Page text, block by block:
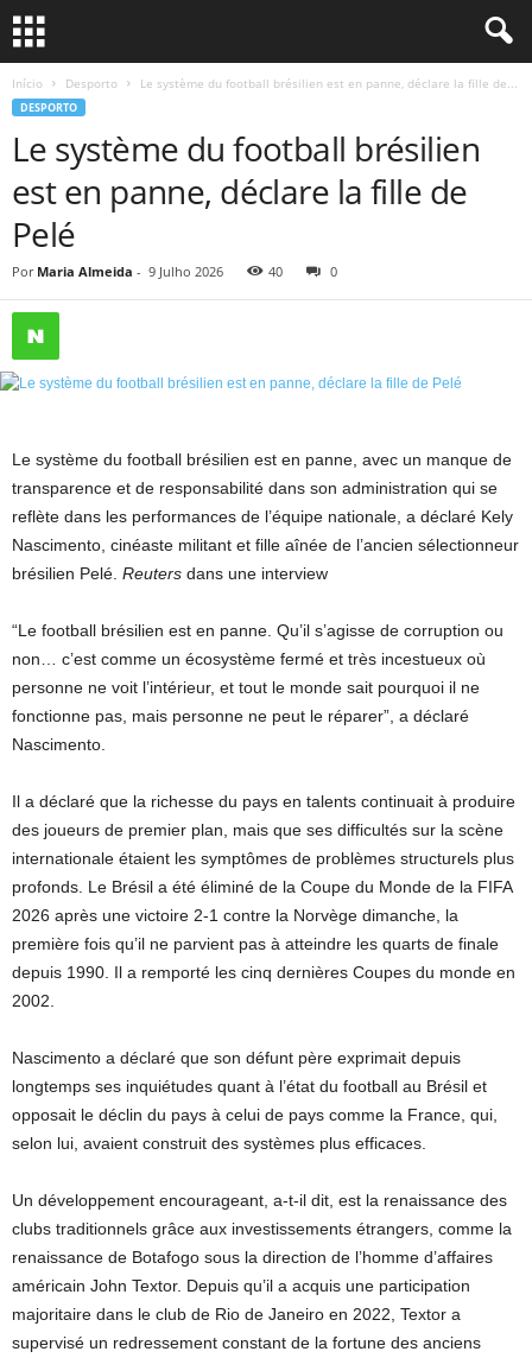
Início Desporto Le système du football brésilien est en panne, déclare la fille de...
DESPORTO
Le système du football brésilien
est en panne, déclare la fille de
Pelé
Por Maria Almeida - 9 Julho 2026 40 0
Le système du football brésilien est en panne, avec un manque de
transparence et de responsabilité dans son administration qui se
reflète dans les performances de l’équipe nationale, a déclaré Kely
Nascimento, cinéaste militant et fille aînée de l’ancien sélectionneur
brésilien Pelé. Reuters dans une interview
“Le football brésilien est en panne. Qu’il s’agisse de corruption ou
non… c’est comme un écosystème fermé et très incestueux où
personne ne voit l’intérieur, et tout le monde sait pourquoi il ne
fonctionne pas, mais personne ne peut le réparer”, a déclaré
Nascimento.
Il a déclaré que la richesse du pays en talents continuait à produire
des joueurs de premier plan, mais que ses difficultés sur la scène
internationale étaient les symptômes de problèmes structurels plus
profonds. Le Brésil a été éliminé de la Coupe du Monde de la FIFA
2026 après une victoire 2-1 contre la Norvège dimanche, la
première fois qu’il ne parvient pas à atteindre les quarts de finale
depuis 1990. Il a remporté les cinq dernières Coupes du monde en
2002.
Nascimento a déclaré que son défunt père exprimait depuis
longtemps ses inquiétudes quant à l’état du football au Brésil et
opposait le déclin du pays à celui de pays comme la France, qui,
selon lui, avaient construit des systèmes plus efficaces.
Un développement encourageant, a-t-il dit, est la renaissance des
clubs traditionnels grâce aux investissements étrangers, comme la
renaissance de Botafogo sous la direction de l’homme d’affaires
américain John Textor. Depuis qu’il a acquis une participation
majoritaire dans le club de Rio de Janeiro en 2022, Textor a
supervisé un redressement constant de la fortune des anciens